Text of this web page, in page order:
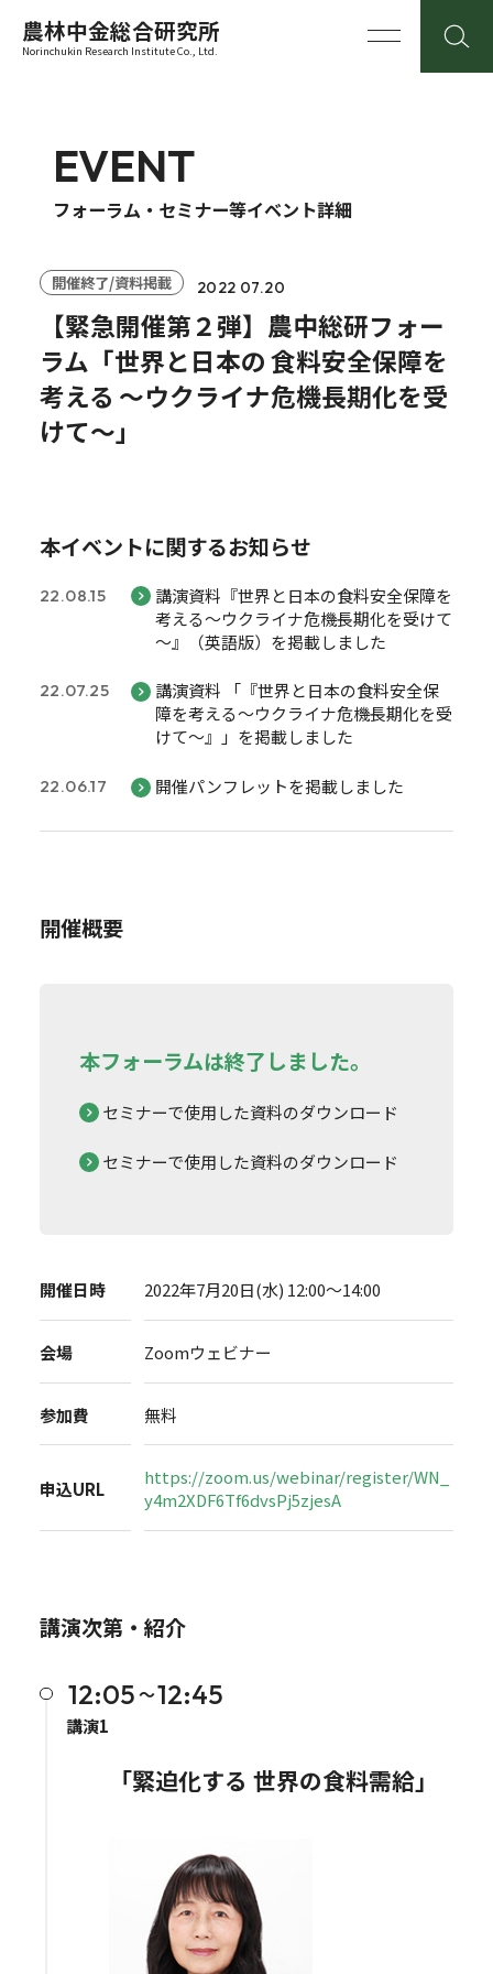
農林中金総合研究所
Norinchukin Research Institute Co., Ltd.
EVENT
フォーラム・セミナー等イベント詳細
開催終了/資料掲載 2022 07.20
【緊急開催第２弾】農中総研フォー
ラム「世界と日本の 食料安全保障を
考える ～ウクライナ危機長期化を受
けて～」
本イベントに関するお知らせ
22.08.15
講演資料『世界と日本の食料安全保障を
考える～ウクライナ危機長期化を受けて
～』（英語版）を掲載しました
22.07.25
講演資料 「『世界と日本の食料安全保
障を考える～ウクライナ危機長期化を受
けて～』」を掲載しました
22.06.17 開催パンフレットを掲載しました
開催概要
本フォーラムは終了しました。
セミナーで使用した資料のダウンロード
セミナーで使用した資料のダウンロード
開催日時 2022年7月20日(水) 12:00～14:00
会場 Zoomウェビナー
参加費 無料
申込URL
https://zoom.us/webinar/register/WN_
y4m2XDF6Tf6dvsPj5zjesA
講演次第・紹介
12:05〜12:45
講演1
「緊迫化する 世界の食料需給」